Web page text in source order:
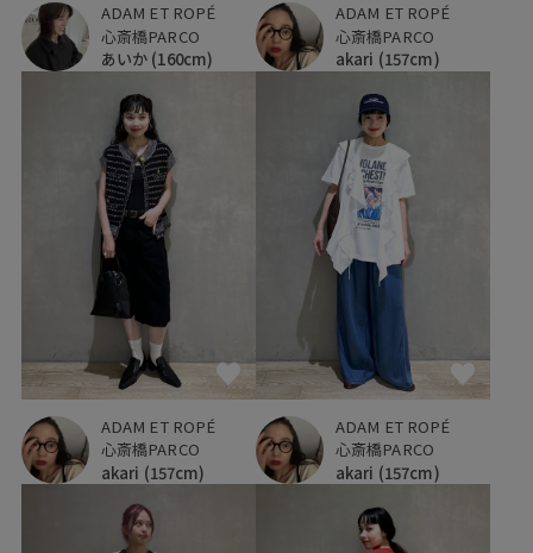
ADAM ET ROPÉ
心斎橋PARCO
あいか (160cm)
ADAM ET ROPÉ
心斎橋PARCO
akari (157cm)
ADAM ET ROPÉ
心斎橋PARCO
akari (157cm)
ADAM ET ROPÉ
心斎橋PARCO
akari (157cm)